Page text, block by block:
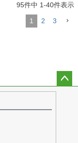
95件中 1-40件表示
1 2 3